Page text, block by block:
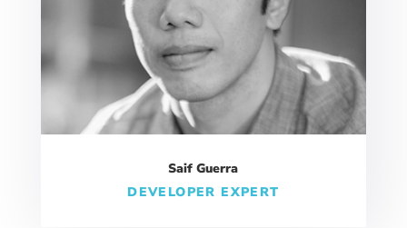
Saif Guerra
DEVELOPER EXPERT